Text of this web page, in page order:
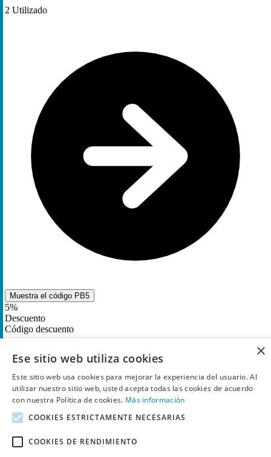
2 Utilizado
Muestra el código PB5
5%
Descuento
Código descuento
Canjea código descuento para ahorrar
reservas en Sercotel Hotels
24Utilizado
×
Ese sitio web utiliza cookies
Este sitio web usa cookies para mejorar la experiencia del usuario. Al
utilizar nuestro sitio web, usted acepta todas las cookies de acuerdo
con nuestra Política de cookies. Más información
COOKIES ESTRICTAMENTE NECESARIAS
COOKIES DE RENDIMIENTO